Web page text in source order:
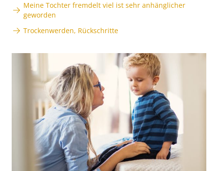
Meine Tochter fremdelt viel ist sehr anhänglicher
geworden
Trockenwerden, Rückschritte